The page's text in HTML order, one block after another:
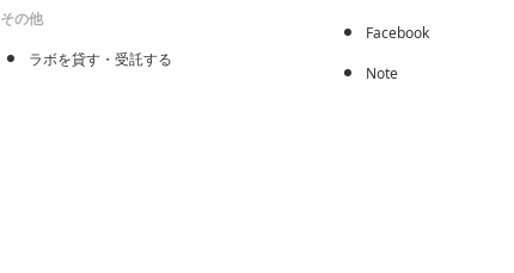
その他
ラボを貸す・受託する
Facebook
Note